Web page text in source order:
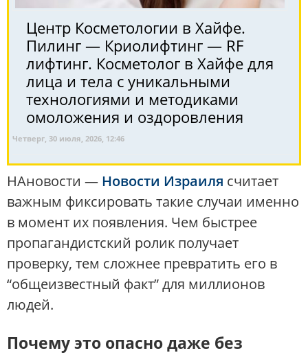
Центр Косметологии в Хайфе.
Пилинг — Криолифтинг — RF
лифтинг. Косметолог в Хайфе для
лица и тела с уникальными
технологиями и методиками
омоложения и оздоровления
Четверг, 30 июля, 2026, 12:46
НАновости — Новости Израиля считает
важным фиксировать такие случаи именно
в момент их появления. Чем быстрее
пропагандистский ролик получает
проверку, тем сложнее превратить его в
“общеизвестный факт” для миллионов
людей.
Почему это опасно даже без